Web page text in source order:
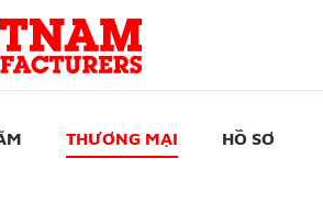
THƯƠNG MẠI HỒ SƠ